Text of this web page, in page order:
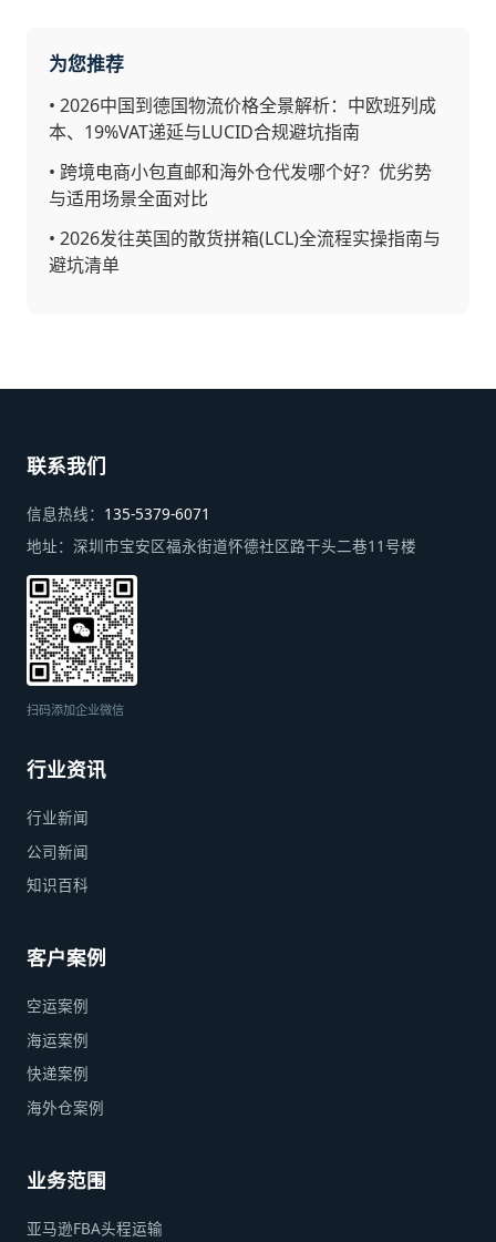
为您推荐
• 2026中国到德国物流价格全景解析：中欧班列成
本、19%VAT递延与LUCID合规避坑指南
• 跨境电商小包直邮和海外仓代发哪个好？优劣势
与适用场景全面对比
• 2026发往英国的散货拼箱(LCL)全流程实操指南与
避坑清单
联系我们
信息热线： 135-5379-6071
地址： 深圳市宝安区福永街道怀德社区路干头二巷11号楼
扫码添加企业微信
行业资讯
行业新闻
公司新闻
知识百科
客户案例
空运案例
海运案例
快递案例
海外仓案例
业务范围
亚马逊FBA头程运输